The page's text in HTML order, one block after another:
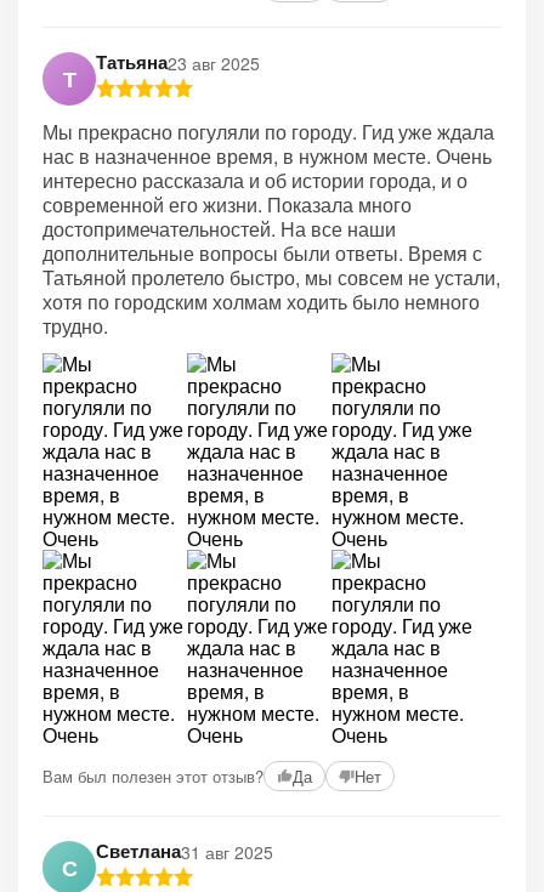
Т
Татьяна23 авг 2025
Мы прекрасно погуляли по городу. Гид уже ждала
нас в назначенное время, в нужном месте. Очень
интересно рассказала и об истории города, и о
современной его жизни. Показала много
достопримечательностей. На все наши
дополнительные вопросы были ответы. Время с
Татьяной пролетело быстро, мы совсем не устали,
хотя по городским холмам ходить было немного
трудно.
Вам был полезен этот отзыв? Да Нет
С
Светлана31 авг 2025